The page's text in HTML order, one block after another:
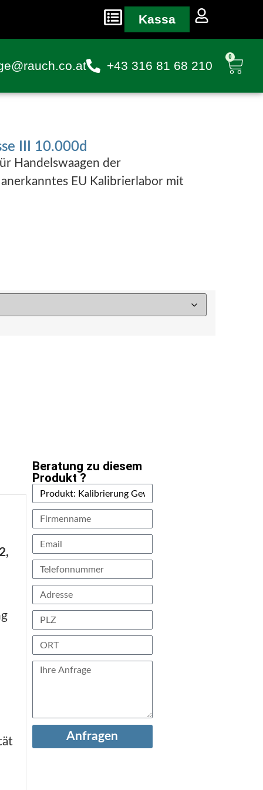
Kassa
+43 316 81 68 210
0
III 10.000d
Handelswaagen der
EU Kalibrierlabor mit
Beratung zu diesem
Produkt ?
Anfragen